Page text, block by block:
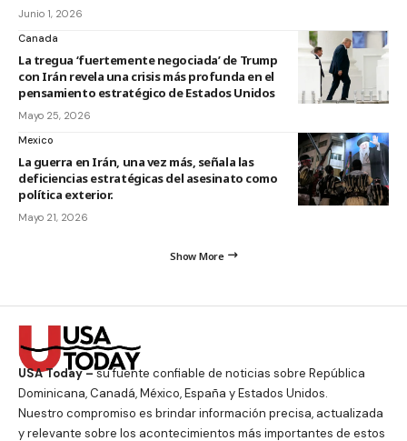
Junio 1, 2026
Canada
La tregua ‘fuertemente negociada’ de Trump
con Irán revela una crisis más profunda en el
pensamiento estratégico de Estados Unidos
Mayo 25, 2026
Mexico
La guerra en Irán, una vez más, señala las
deficiencias estratégicas del asesinato como
política exterior.
Mayo 21, 2026
Show More
USA Today –su fuente confiable de noticias sobre República
Dominicana, Canadá, México, España y Estados Unidos.
Nuestro compromiso es brindar información precisa, actualizada
y relevante sobre los acontecimientos más importantes de estos